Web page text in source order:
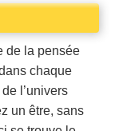
de la pensée
chaque
l’univers
un être, sans